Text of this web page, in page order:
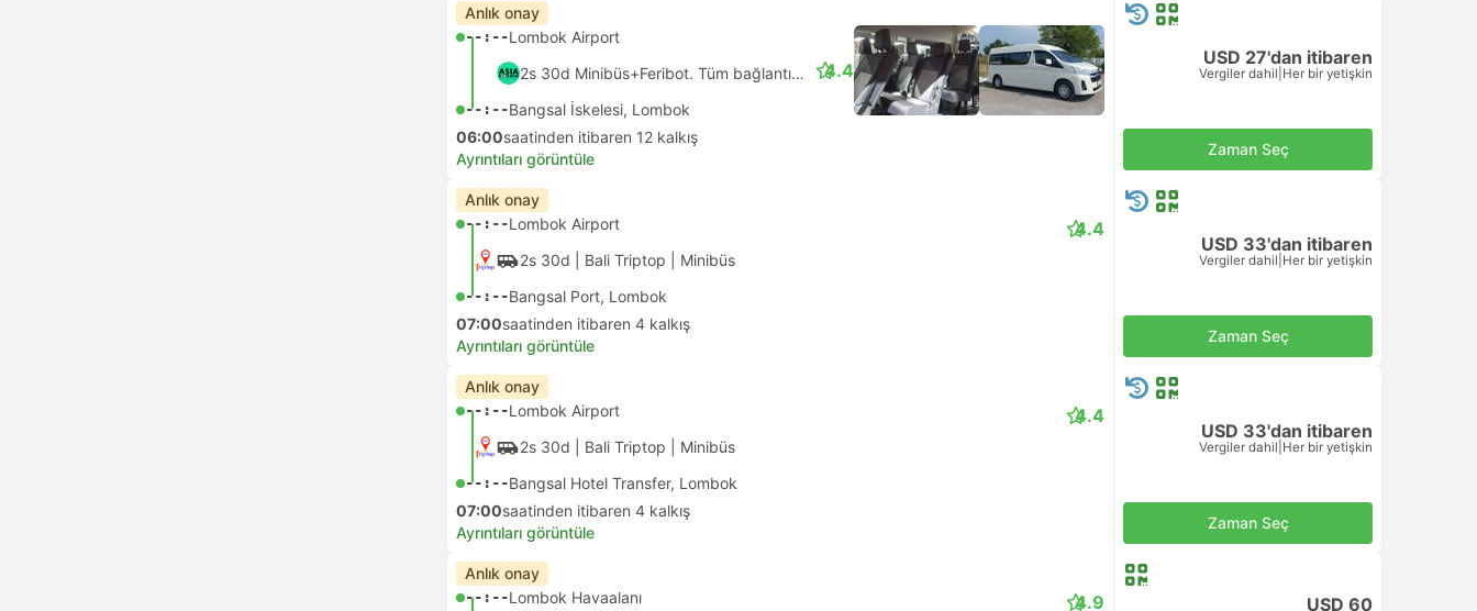
Anlık onay
--:--Lombok Airport
2s 30d Minibüs+Feribot. Tüm bağlantılar garantili
--:--Bangsal İskelesi, Lombok
4.4
06:00saatinden itibaren 12 kalkış
Ayrıntıları görüntüle
USD 27'dan itibaren
Vergiler dahil Her bir yetişkin
Zaman Seç
Anlık onay
--:--Lombok Airport
2s 30d | Bali Triptop Minibüs
--:--Bangsal Port, Lombok
4.4
07:00saatinden itibaren 4 kalkış
Ayrıntıları görüntüle
USD 33'dan itibaren
Vergiler dahil Her bir yetişkin
Zaman Seç
Anlık onay
--:--Lombok Airport
2s 30d | Bali Triptop Minibüs
--:--Bangsal Hotel Transfer, Lombok
4.4
07:00saatinden itibaren 4 kalkış
Ayrıntıları görüntüle
USD 33'dan itibaren
Vergiler dahil Her bir yetişkin
Zaman Seç
Anlık onay
--:--Lombok Havaalanı 4.9 USD 60